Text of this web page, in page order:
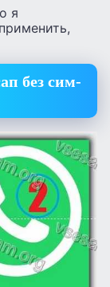
я
без сим-